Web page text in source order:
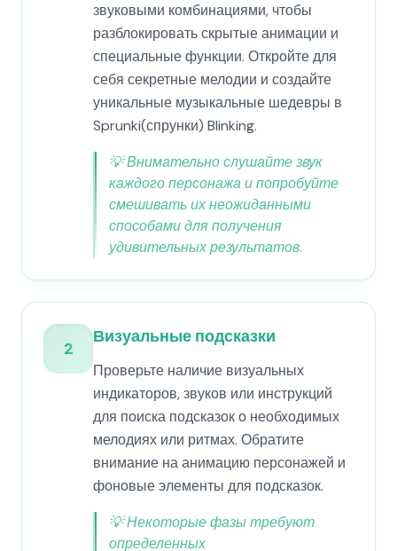
звуковыми комбинациями, чтобы
разблокировать скрытые анимации и
специальные функции. Откройте для
себя секретные мелодии и создайте
уникальные музыкальные шедевры в
Sprunki(спрунки) Blinking.
💡Внимательно слушайте звук
каждого персонажа и попробуйте
смешивать их неожиданными
способами для получения
удивительных результатов.
2
Визуальные подсказки
Проверьте наличие визуальных
индикаторов, звуков или инструкций
для поиска подсказок о необходимых
мелодиях или ритмах. Обратите
внимание на анимацию персонажей и
фоновые элементы для подсказок.
💡Некоторые фазы требуют
определенных